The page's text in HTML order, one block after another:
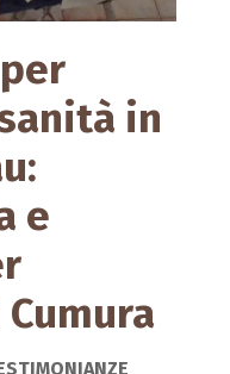
in
e